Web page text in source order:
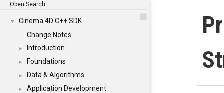
Open Search
▼
Cinema 4D C++ SDK
Change Notes
► Introduction
► Foundations
► Data & Algorithms
► Application Development